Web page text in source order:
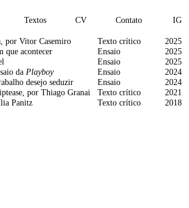
Textos CV Contato IG
por Vitor Casemiro Texto crítico
2025
acontecer
Ensaio
2025
Ensaio
2025
da Playboy Ensaio
2024
desejo seduzir
Ensaio
2024
por Thiago Granai
Texto crítico
2021
Panitz
Texto crítico 2018